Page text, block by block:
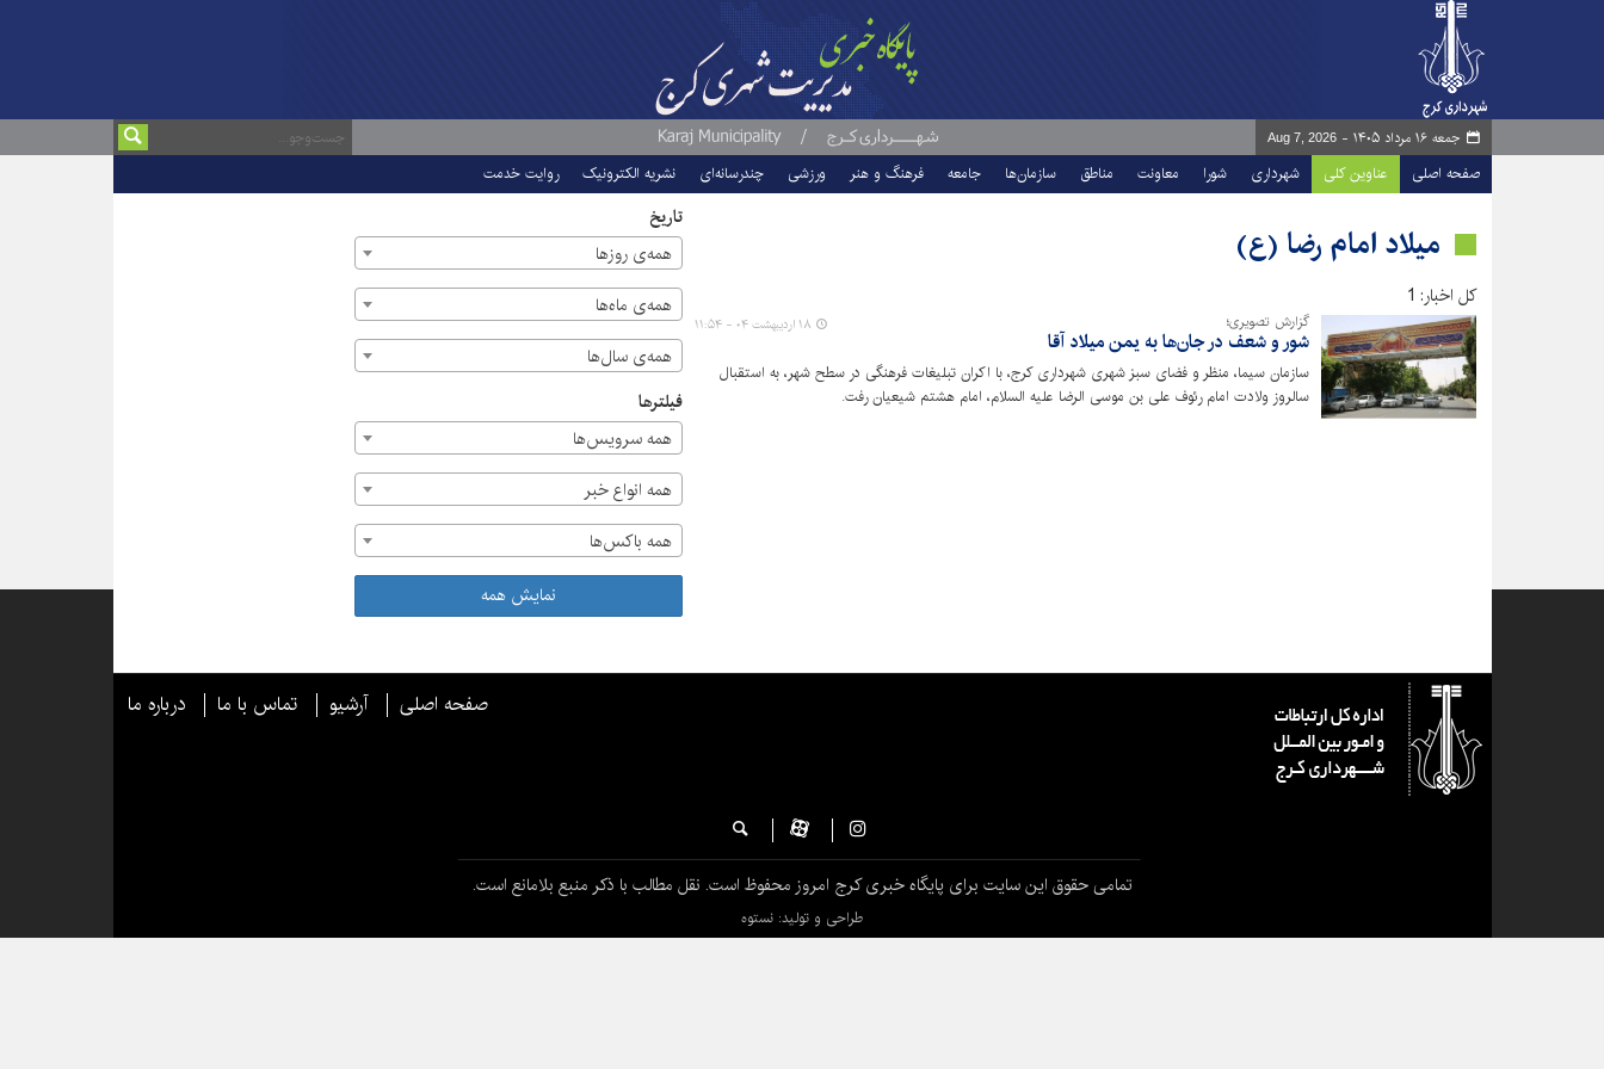
جمعه ۱۶ مرداد ۱۴۰۵ - Aug 7, 2026
صفحه اصلی عناوین کلی شهرداری شورا معاونت مناطق سازمان‌ها جامعه فرهنگ و هنر ورزشی چندرسانه‌ای نشریه الکترونیک روایت خدمت
میلاد امام رضا (ع)
کل اخبار: 1
گزارش تصویری؛
شور و شعف در جان‌ها به یمن میلاد آقا
سازمان سیما، منظر و فضای سبز شهری شهرداری کرج، با اکران تبلیغات فرهنگی در سطح شهر، به استقبال
سالروز ولادت امام رئوف علی بن موسی الرضا علیه السلام، امام هشتم شیعیان رفت.
۱۸ اردیبهشت ۰۴ - ۱۱:۵۴
تاریخ
همه‌ی روزها
همه‌ی ماه‌ها
همه‌ی سال‌ها
فیلترها
همه سرویس‌ها
همه انواع خبر
همه باکس‌ها
نمایش همه
صفحه اصلی آرشیو تماس با ما درباره ما
تمامی حقوق این سایت برای پایگاه خبری کرج امروز محفوظ است. نقل مطالب با ذکر منبع بلامانع است.
طراحی و تولید: نستوه